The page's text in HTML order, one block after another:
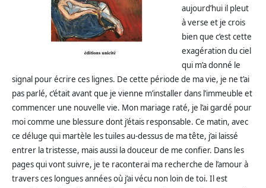
aujourd’hui il pleut
à verse et je crois
bien que c’est cette
exagération du ciel
qui m’a donné le
signal pour écrire ces lignes. De cette période de ma vie, je ne t’ai
pas parlé, c’était avant que je vienne m’installer dans l’immeuble et
commencer une nouvelle vie. Mon mariage raté, je l’ai gardé pour
moi comme une blessure dont j’étais responsable. Ce matin, avec
ce déluge qui martèle les tuiles au-dessus de ma tête, j’ai laissé
entrer la tristesse, mais aussi la douceur de me confier. Dans les
pages qui vont suivre, je te raconterai ma recherche de l’amour à
travers ces longues années où j’ai vécu non loin de toi. Il est